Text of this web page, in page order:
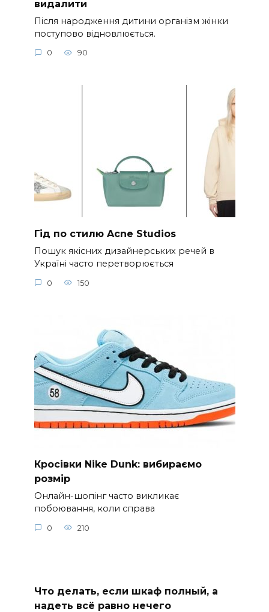
видалити
Після народження дитини організм жінки
поступово відновлюється.
0 90
Гід по стилю Acne Studios
Пошук якісних дизайнерських речей в
Україні часто перетворюється
0 150
Кросівки Nike Dunk: вибираємо
розмір
Онлайн-шопінг часто викликає
побоювання, коли справа
0 210
Что делать, если шкаф полный, а
надеть всё равно нечего